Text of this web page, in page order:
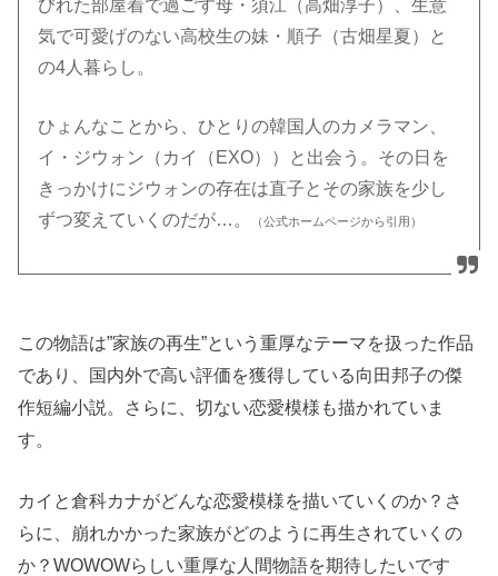
びれた部屋着で過ごす母・須江（高畑淳子）、生意
気で可愛げのない高校生の妹・順子（古畑星夏）と
の4人暮らし。
ひょんなことから、ひとりの韓国人のカメラマン、
イ・ジウォン（カイ（EXO））と出会う。その日を
きっかけにジウォンの存在は直子とその家族を少し
ずつ変えていくのだが…。
（公式ホームページから引用）
この物語は”家族の再生”という重厚なテーマを扱った作品
であり、国内外で高い評価を獲得している向田邦子の傑
作短編小説。さらに、切ない恋愛模様も描かれていま
す。
カイと倉科カナがどんな恋愛模様を描いていくのか？さ
らに、崩れかかった家族がどのように再生されていくの
か？WOWOWらしい重厚な人間物語を期待したいです